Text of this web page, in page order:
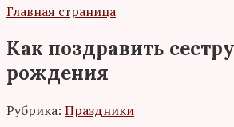
Главная страница
Как поздравить
рождения
Рубрика: Праздники